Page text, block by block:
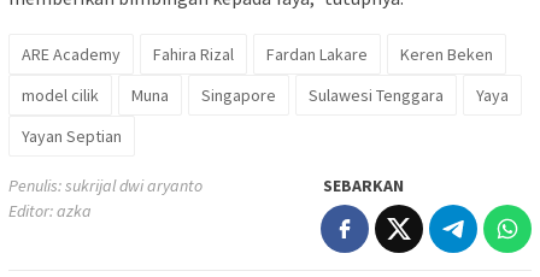
ARE Academy Fahira Rizal Fardan Lakare
Keren Beken
model cilik
Muna Singapore Sulawesi Tenggara
Yaya
Yayan Septian
Penulis: sukrijal dwi aryanto
Editor: azka
SEBARKAN